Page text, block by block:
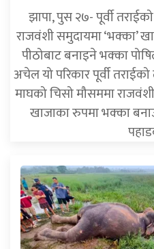
झापा, पुस २७- पूर्वी
राजवंशी समुदायमा ‘भक्का’
पीठोबाट बनाइने भक्का
अचेल यो परिकार पूर्वी
माघको चिसो मौसममा
खाजाका रुपमा भक्का